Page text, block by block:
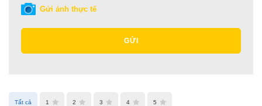
Gửi ảnh thực tế
GỬI
Tất cả 1 2 3 4 5